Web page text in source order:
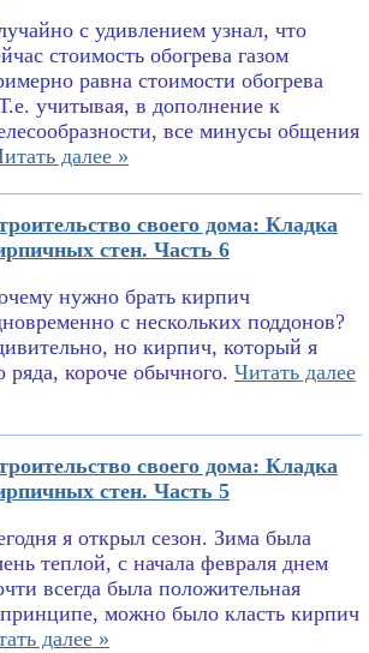
с удивлением узнал, что
стоимость обогрева газом
равна стоимости обогрева
учитывая, в дополнение к
все минусы общения
далее »
своего дома: Кладка
стен. Часть 6
нужно брать кирпич
с нескольких поддонов?
но кирпич, который я
ряда, короче обычного. Читать далее
своего дома: Кладка
стен. Часть 5
я открыл сезон. Зима была
теплой, с начала февраля днем
всегда была положительная
можно было класть кирпич
далее »